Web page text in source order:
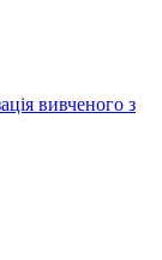
вивченого з